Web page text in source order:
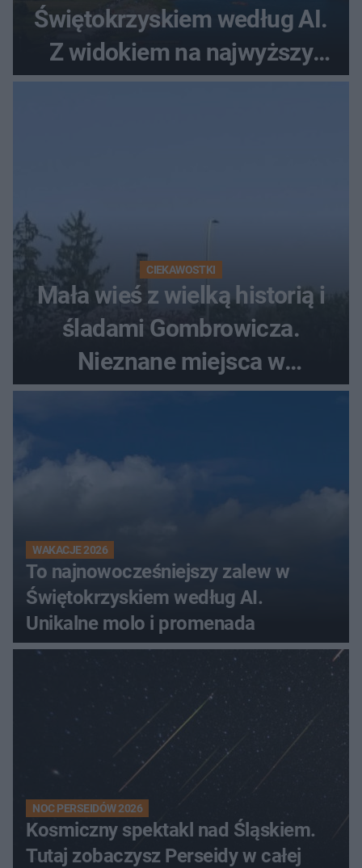
Świętokrzyskiem według AI.
Z widokiem na najwyższy
szczyt Gór Świętokrzyskich
CIEKAWOSTKI
Mała wieś z wielką historią i
śladami Gombrowicza.
Nieznane miejsca w
Świętokrzyskiem
WAKACJE 2026
To najnowocześniejszy zalew w
Świętokrzyskiem według AI.
Unikalne molo i promenada
NOC PERSEIDÓW 2026
Kosmiczny spektakl nad Śląskiem.
Tutaj zobaczysz Perseidy w całej